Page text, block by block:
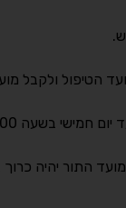
חמישי בשעה 12:00.